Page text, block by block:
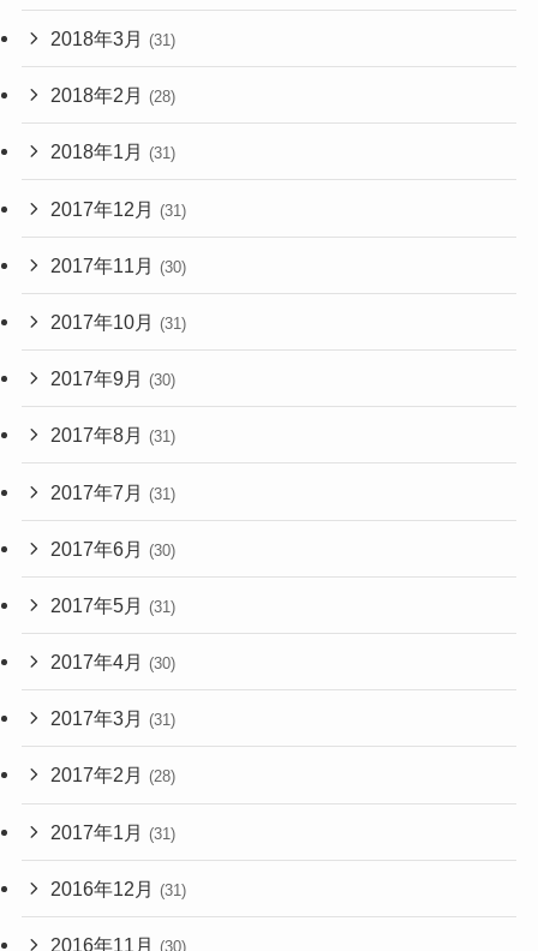
2018年3月 (31)
2018年2月 (28)
2018年1月 (31)
2017年12月 (31)
2017年11月 (30)
2017年10月 (31)
2017年9月 (30)
2017年8月 (31)
2017年7月 (31)
2017年6月 (30)
2017年5月 (31)
2017年4月 (30)
2017年3月 (31)
2017年2月 (28)
2017年1月 (31)
2016年12月 (31)
2016年11月 (30)